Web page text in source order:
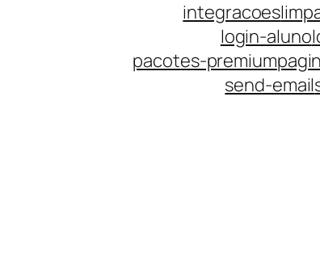
integracoes
login-aluno
pacotes-premium
send-email